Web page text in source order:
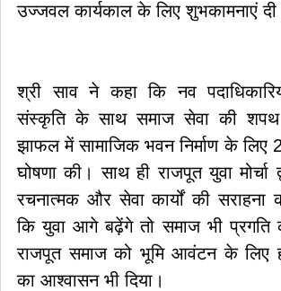
उज्जवल कार्यकाल के लिए शुभकामनाएं
श्री साव ने कहा कि नव
संस्कृति के साथ समाज सेवा की शपथ
झाफल में सामाजिक भवन निर्माण के लिए
घोषणा की। साथ ही राजपूत युवा मोर्चा
रचनात्मक और सेवा कार्यों की सराहना
कि युवा आगे बढ़ेंगे तो समाज भी प्रगति
राजपूत समाज को भूमि आवंटन के लिए
का आश्वासन भी दिया।